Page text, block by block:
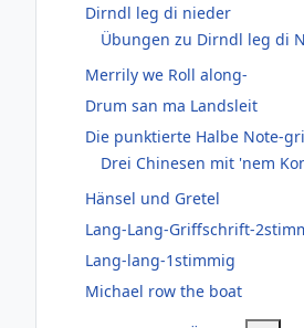
Dirndl leg di nieder
Übungen zu Dirndl leg di
Merrily we Roll along-
Drum san ma Landsleit
Die punktierte Halbe Note-
Drei Chinesen mit 'nem
Hänsel und Gretel
Lang-Lang-Griffschrift-
Lang-lang-1stimmig
Michael row the boat